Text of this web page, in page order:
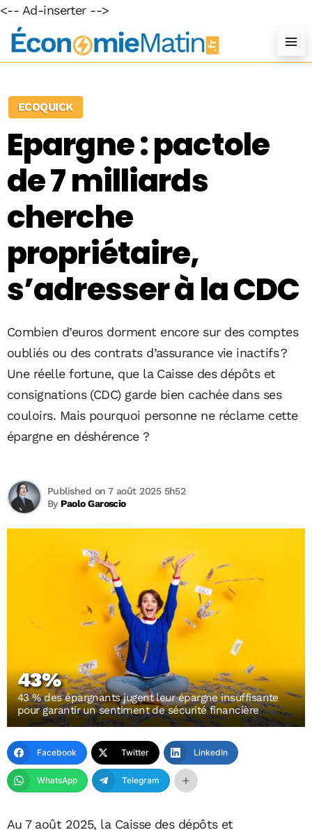
<-- Ad-inserter -->
ECOQUICK
Epargne : pactole
de 7 milliards
cherche
propriétaire,
s’adresser à la CDC
Combien d’euros dorment encore sur des comptes
oubliés ou des contrats d’assurance vie inactifs ?
Une réelle fortune, que la Caisse des dépôts et
consignations (CDC) garde bien cachée dans ses
couloirs. Mais pourquoi personne ne réclame cette
épargne en déshérence ?
By Paolo Garoscio
Published on 7 août 2025 5h52
43%
43 % des épargnants jugent leur épargne insuffisante
pour garantir un sentiment de sécurité financière
Facebook Twitter LinkedIn
WhatsApp Telegram
Au 7 août 2025, la Caisse des dépôts et